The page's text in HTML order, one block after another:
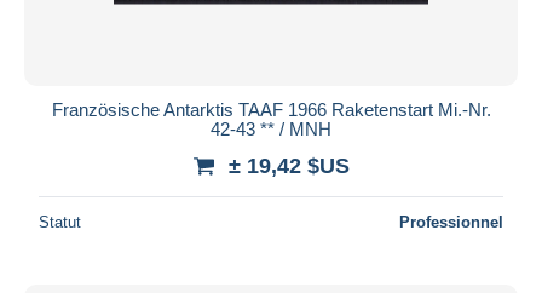
Französische Antarktis TAAF 1966 Raketenstart Mi.-Nr.
42-43 ** / MNH
± 19,42 $US
Statut Professionnel